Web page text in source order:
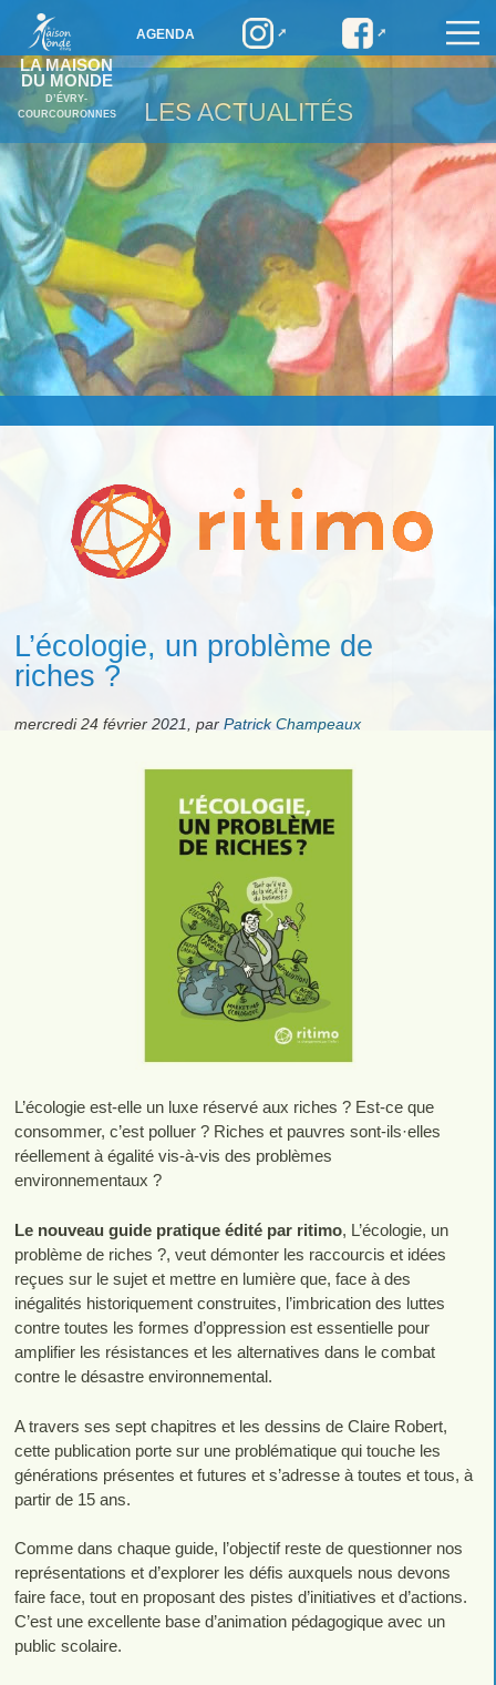
LA MAISON
DU MONDE
D’ÉVRY-
COURCOURONNES
AGENDA
LES ACTUALITÉS
L’écologie, un problème de
riches ?
mercredi 24 février 2021 par Patrick Champeaux
L’écologie est-elle un luxe réservé aux riches ? Est-ce que
consommer, c’est polluer ? Riches et pauvres sont-ils·elles
réellement à égalité vis-à-vis des problèmes
environnementaux ?
Le nouveau guide pratique édité par ritimo, L’écologie, un
problème de riches ?, veut démonter les raccourcis et idées
reçues sur le sujet et mettre en lumière que, face à des
inégalités historiquement construites, l’imbrication des luttes
contre toutes les formes d’oppression est essentielle pour
amplifier les résistances et les alternatives dans le combat
contre le désastre environnemental.
A travers ses sept chapitres et les dessins de Claire Robert,
cette publication porte sur une problématique qui touche les
générations présentes et futures et s’adresse à toutes et tous, à
partir de 15 ans.
Comme dans chaque guide, l’objectif reste de questionner nos
représentations et d’explorer les défis auxquels nous devons
faire face, tout en proposant des pistes d’initiatives et d’actions.
C’est une excellente base d’animation pédagogique avec un
public scolaire.